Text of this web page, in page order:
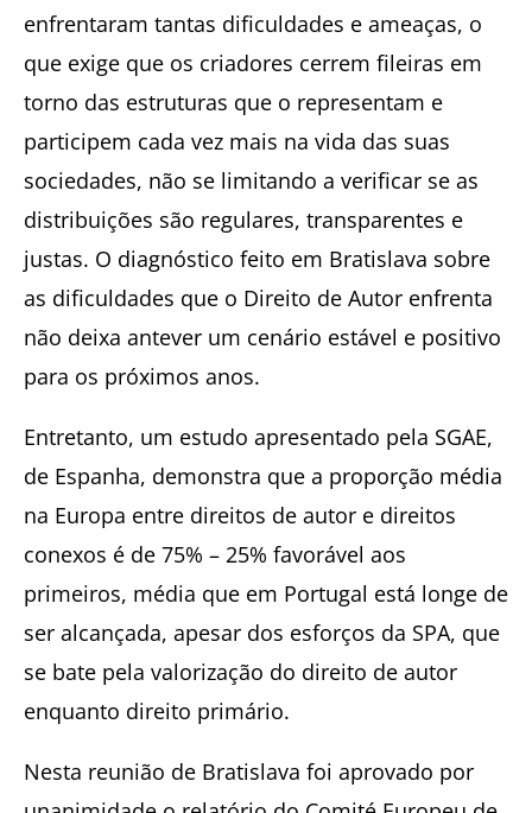
enfrentaram tantas dificuldades e ameaças, o
que exige que os criadores cerrem fileiras em
torno das estruturas que o representam e
participem cada vez mais na vida das suas
sociedades, não se limitando a verificar se as
distribuições são regulares, transparentes e
justas. O diagnóstico feito em Bratislava sobre
as dificuldades que o Direito de Autor enfrenta
não deixa antever um cenário estável e positivo
para os próximos anos.
Entretanto, um estudo apresentado pela SGAE,
de Espanha, demonstra que a proporção média
na Europa entre direitos de autor e direitos
conexos é de 75% – 25% favorável aos
primeiros, média que em Portugal está longe de
ser alcançada, apesar dos esforços da SPA, que
se bate pela valorização do direito de autor
enquanto direito primário.
Nesta reunião de Bratislava foi aprovado por